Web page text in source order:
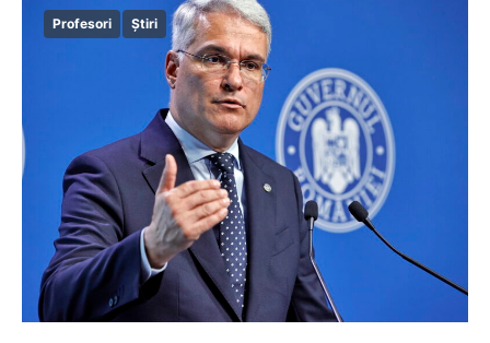
Profesori Știri